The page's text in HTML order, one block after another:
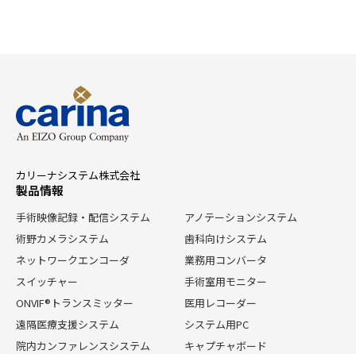
カリーナシステム株式会社
製品情報
手術映像記録・配信システム
術野カメラシステム
ネットワークエンコーダ
スイッチャー
ONVIF®トランスミッター
遠隔医療支援システム
院内カンファレンスシステム
アノテーションシステム
歯科向けシステム
業務用コンバータ
手術室用モニター
医用レコーダー
システム用PC
キャプチャボード